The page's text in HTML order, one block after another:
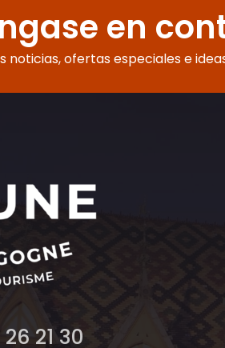
en
noticias, ofertas especiales e
21 30